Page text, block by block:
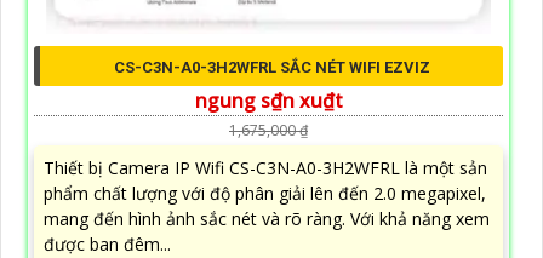
CS-C3N-A0-3H2WFRL SẮC NÉT WIFI EZVIZ
ngung s₫n xu₫t
1,675,000 ₫
Thiết bị Camera IP Wifi CS-C3N-A0-3H2WFRL là một sản
phẩm chất lượng với độ phân giải lên đến 2.0 megapixel,
mang đến hình ảnh sắc nét và rõ ràng. Với khả năng xem
được ban đêm...